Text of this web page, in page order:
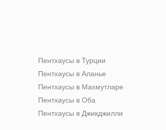
Пентхаусы в Турции
Пентхаусы в Аланье
Пентхаусы в Махмутларе
Пентхаусы в Оба
Пентхаусы в Джикджилли